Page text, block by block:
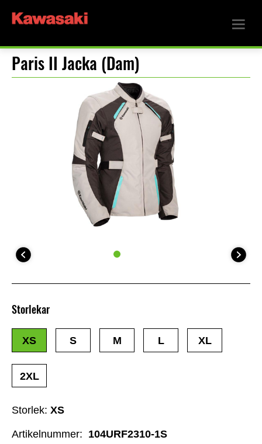
Paris II Jacka (Dam)
Storlek: XS
Storlekar
XS S M L XL
2XL
Artikelnummer: 104URF2310-1S